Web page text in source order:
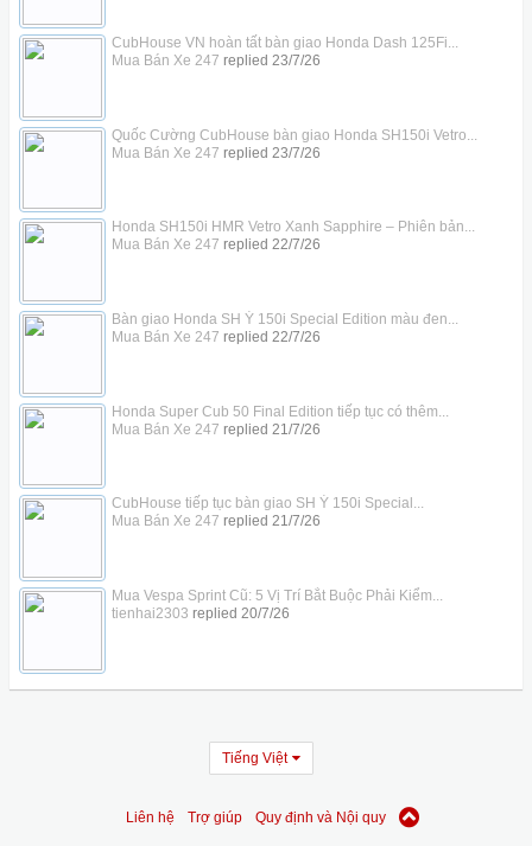
CubHouse VN hoàn tất bàn giao Honda Dash 125Fi...
Mua Bán Xe 247 replied 23/7/26
Quốc Cường CubHouse bàn giao Honda SH150i Vetro...
Mua Bán Xe 247 replied 23/7/26
Honda SH150i HMR Vetro Xanh Sapphire – Phiên bản...
Mua Bán Xe 247 replied 22/7/26
Bàn giao Honda SH Ý 150i Special Edition màu đen...
Mua Bán Xe 247 replied 22/7/26
Honda Super Cub 50 Final Edition tiếp tục có thêm...
Mua Bán Xe 247 replied 21/7/26
CubHouse tiếp tục bàn giao SH Ý 150i Special...
Mua Bán Xe 247 replied 21/7/26
Mua Vespa Sprint Cũ: 5 Vị Trí Bắt Buộc Phải Kiểm...
tienhai2303 replied 20/7/26
Tiếng Việt
Liên hệ Trợ giúp Quy định và Nội quy